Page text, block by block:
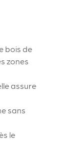
bois de
zones
assure
sans
le